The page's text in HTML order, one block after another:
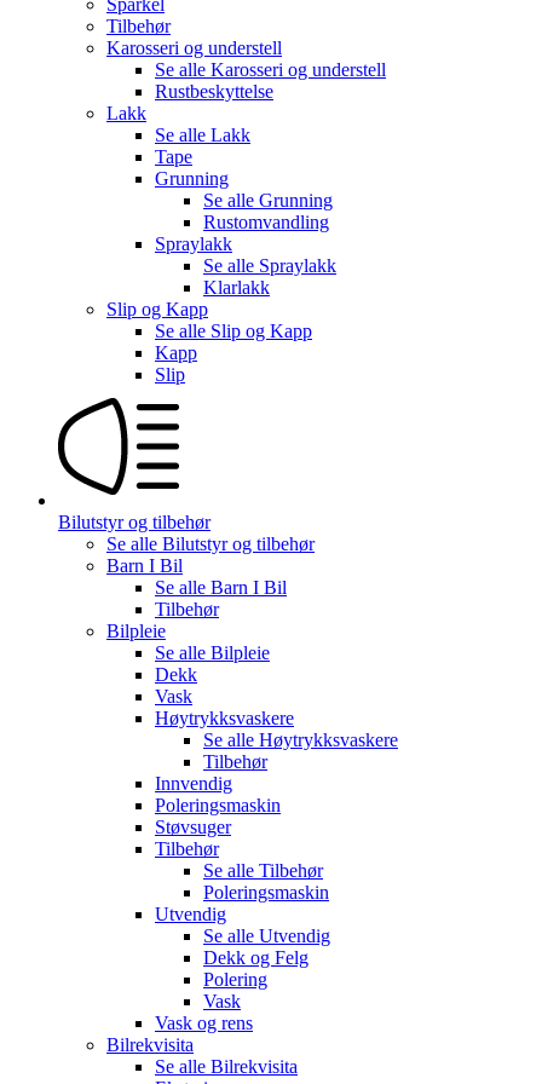
Tilbehør
Karosseri og understell
Se alle Karosseri og understell
Rustbeskyttelse
Lakk
Se alle Lakk
Tape
Grunning
Se alle Grunning
Rustomvandling
Spraylakk
Se alle Spraylakk
Klarlakk
Slip og Kapp
Se alle Slip og Kapp
Kapp
Slip
Bilutstyr og tilbehør
Se alle Bilutstyr og tilbehør
Barn I Bil
Se alle Barn I Bil
Tilbehør
Bilpleie
Se alle Bilpleie
Dekk
Vask
Høytrykksvaskere
Se alle Høytrykksvaskere
Tilbehør
Innvendig
Poleringsmaskin
Støvsuger
Tilbehør
Se alle Tilbehør
Poleringsmaskin
Utvendig
Se alle Utvendig
Dekk og Felg
Polering
Vask
Vask og rens
Bilrekvisita
Se alle Bilrekvisita